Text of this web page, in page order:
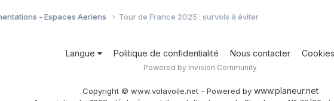
- Espaces Aeriens Tour de France 2025 : survols à éviter
Langue Politique de confidentialité Nous contacter Cookies
Powered by Invision Community
Copyright © www.volavoile.net - Powered by www.planeur.net